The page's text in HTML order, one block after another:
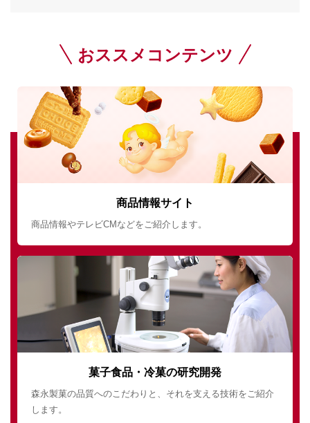
おススメコンテンツ
商品情報サイト
商品情報やテレビCMなどをご紹介します。
菓子食品・冷菓の研究開発
森永製菓の品質へのこだわりと、それを支える技術をご紹介
します。